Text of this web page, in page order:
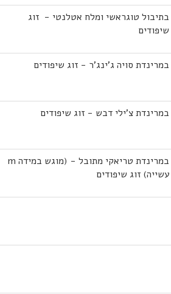
בתיבול טוגראשי ומלח אטלנטי - זוג
שיפודים
במרינדת סויה ג'ינג'ר - זוג שיפודים
במרינדת צ'ילי דבש - זוג שיפודים
במרינדת טריאקי מתובל - (מוגש במידה m
עשייה) זוג שיפודים